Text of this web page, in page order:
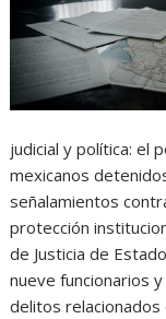
judicial y política: el
mexicanos
señalamientos
protección
de Justicia de
nueve funcionarios
delitos